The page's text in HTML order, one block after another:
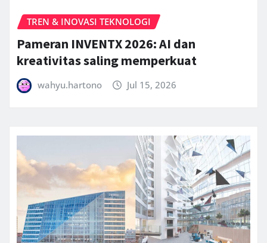
TREN & INOVASI TEKNOLOGI
Pameran INVENTX 2026: AI dan
kreativitas saling memperkuat
wahyu.hartono Jul 15, 2026